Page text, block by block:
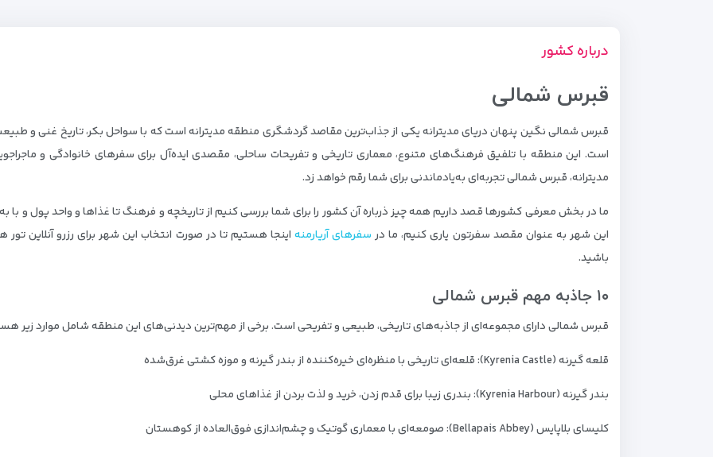
درباره کشور
قبرس شمالی
قبرس شمالی نگین پنهان دریای مدیترانه یکی از جذاب‌ترین مقاصد گردشگری منطقه مدیترانه است که با سواحل بکر، تاریخ غنی و
است. این منطقه با تلفیق فرهنگ‌های متنوع، معماری تاریخی و تفریحات ساحلی، مقصدی ایده‌آل برای سفرهای خانوادگی و
مدیترانه، قبرس شمالی تجربه‌ای به‌یادماندنی برای شما رقم خواهد زد.
ما در بخش معرفی کشورها قصد داریم همه چیز ذرباره آن کشور را برای شما بررسی کنیم از تاریخچه و فرهنگ تا غذاها و واحد پول و
این شهر به عنوان مقصد سفرتون یاری کنیم، ما در سفرهای آریارمنهاینجا هستیم تا در صورت انتخاب این شهر برای رزرو آنلاین
باشید.
۱۰ جاذبه مهم قبرس شمالی
قبرس شمالی دارای مجموعه‌ای از جاذبه‌های تاریخی، طبیعی و تفریحی است. برخی از مهم‌ترین دیدنی‌های این منطقه شامل موارد زیر
قلعه گیرنه (Kyrenia Castle): قلعه‌ای تاریخی با منظره‌ای خیره‌کننده از بندر گیرنه و موزه کشتی غرق‌شده
بندر گیرنه (Kyrenia Harbour): بندری زیبا برای قدم زدن، خرید و لذت بردن از غذاهای محلی
کلیسای بلاپایس (Bellapais Abbey): صومعه‌ای با معماری گوتیک و چشم‌اندازی فوق‌العاده از کوهستان